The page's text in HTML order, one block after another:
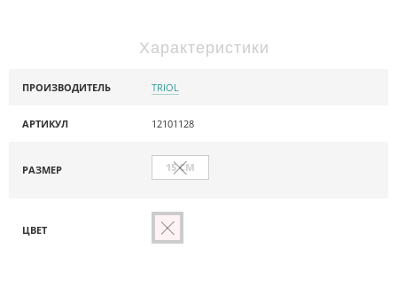
Характеристики
ПРОИЗВОДИТЕЛЬ TRIOL
АРТИКУЛ 12101128
РАЗМЕР 15 СМ
ЦВЕТ